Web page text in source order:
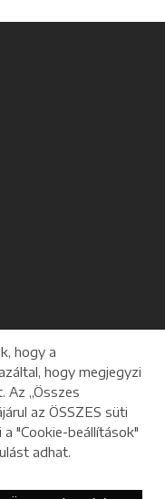
hogy a
hogy megjegyzi
Az „Összes
az ÖSSZES süti
"Cookie-beállítások"
adhat.